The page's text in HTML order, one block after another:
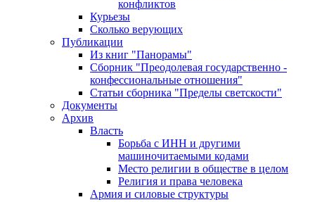
конфликтов
Курьезы
Сколько верующих
Публикации
Из книг "Панорамы"
Сборник "Преодолевая государственно -
конфессиональные отношения"
Статьи сборника "Пределы светскости"
Документы
Архив
Власть
Борьба с ИНН и другими
машиночитаемыми кодами
Место религии в обществе в целом
Религия и права человека
Армия и силовые структуры